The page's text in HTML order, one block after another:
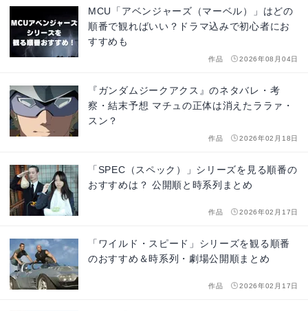
MCU「アベンジャーズ（マーベル）」はどの
順番で観ればいい？ドラマ込みで初心者にお
すすめも
作品 2026年08月04日
『ガンダムジークアクス』のネタバレ・考
察・結末予想 マチュの正体は消えたララァ・
スン？
作品 2026年02月18日
「SPEC（スペック）」シリーズを見る順番の
おすすめは？ 公開順と時系列まとめ
作品 2026年02月17日
「ワイルド・スピード」シリーズを観る順番
のおすすめ＆時系列・劇場公開順まとめ
作品 2026年02月17日